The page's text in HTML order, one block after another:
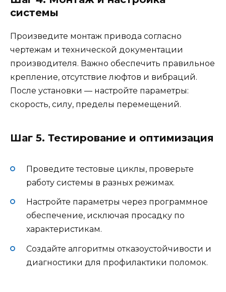
системы
Произведите монтаж привода согласно
чертежам и технической документации
производителя. Важно обеспечить правильное
крепление, отсутствие люфтов и вибраций.
После установки — настройте параметры:
скорость, силу, пределы перемещений.
Шаг 5. Тестирование и оптимизация
Проведите тестовые циклы, проверьте
работу системы в разных режимах.
Настройте параметры через программное
обеспечение, исключая просадку по
характеристикам.
Создайте алгоритмы отказоустойчивости и
диагностики для профилактики поломок.